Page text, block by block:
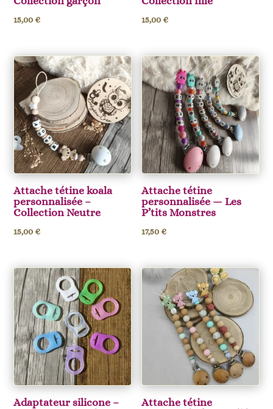
15,00 € 15,00 €
Attache tétine koala
personnalisée –
Collection Neutre
15,00 €
Attache tétine
personnalisée — Les
P’tits Monstres
17,50 €
Adaptateur silicone –
Attache tétine